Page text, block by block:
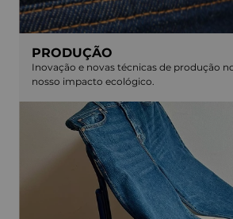
PRODUÇÃO
Inovação e novas técnicas de produção
nosso impacto ecológico.